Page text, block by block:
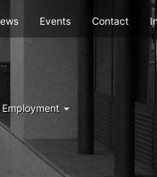
Events Contact